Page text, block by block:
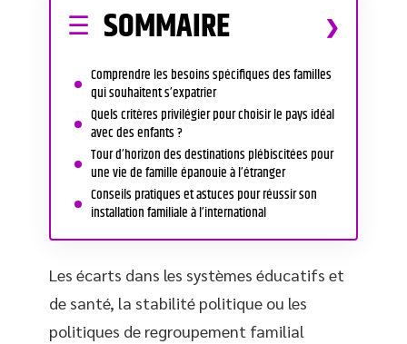
SOMMAIRE
Comprendre les besoins spécifiques des familles
qui souhaitent s’expatrier
Quels critères privilégier pour choisir le pays idéal
avec des enfants ?
Tour d’horizon des destinations plébiscitées pour
une vie de famille épanouie à l’étranger
Conseils pratiques et astuces pour réussir son
installation familiale à l’international
Les écarts dans les systèmes éducatifs et
de santé, la stabilité politique ou les
politiques de regroupement familial